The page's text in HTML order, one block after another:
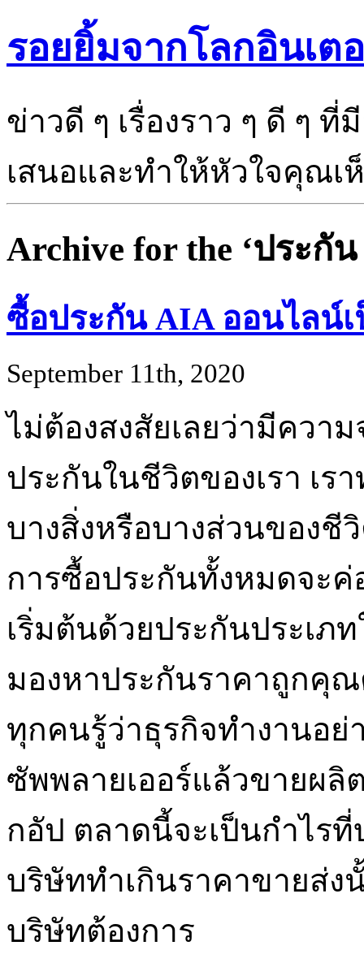
รอยยิ้มจากโลกอินเต
ข่าวดี ๆ เรื่องราว ๆ ดี ๆ
เสนอและทำให้หัวใจคุณเ
Archive for the ‘ประกั
ซื้อประกัน AIA ออนไลน์
September 11th, 2020
ไม่ต้องสงสัยเลยว่ามีควา
ประกันในชีวิตของเรา เร
บางสิ่งหรือบางส่วนของชี
การซื้อประกันทั้งหมดจะ
เริ่มต้นด้วยประกันประเภ
มองหาประกันราคาถูกคุณ
ทุกคนรู้ว่าธุรกิจทำงานอ
ซัพพลายเออร์แล้วขายผ
กอัป ตลาดนี้จะเป็นกำไร
บริษัททำเกินราคาขายส่ง
บริษัทต้องการ